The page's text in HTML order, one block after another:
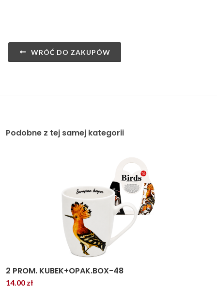
WRÓĆ DO ZAKUPÓW
Podobne z tej samej kategorii
2 PROM. KUBEK+OPAK.BOX-48
14.00 zł